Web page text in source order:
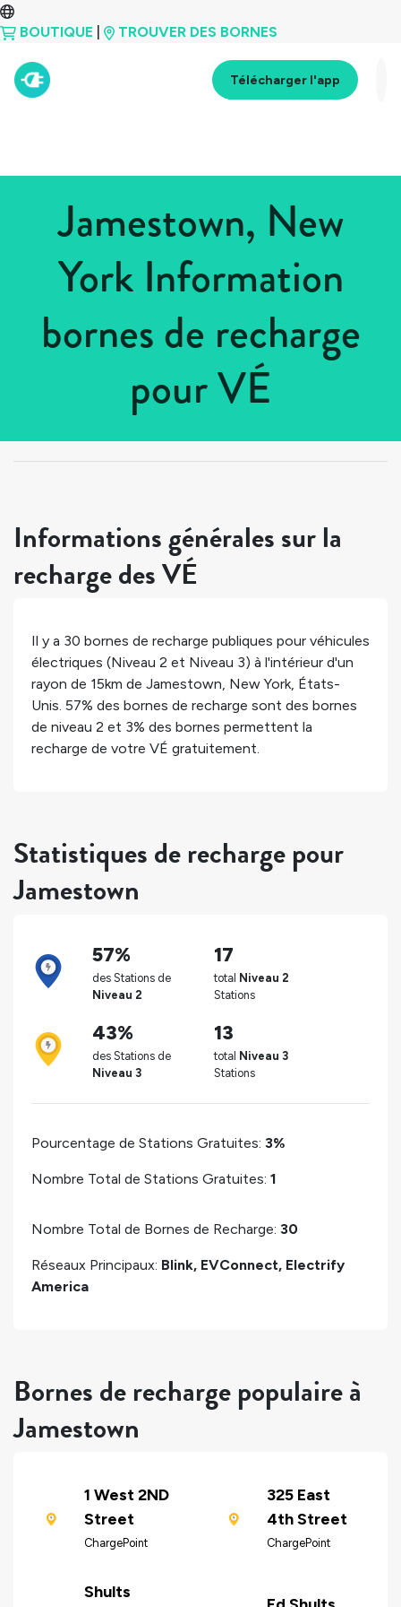
BOUTIQUE TROUVER DES BORNES
Télécharger l'app
Jamestown, New
York Information
bornes de recharge
pour VÉ
États-Unis
Informations générales sur la
recharge des VÉ
Il y a 30 bornes de recharge publiques pour véhicules
électriques (Niveau 2 et Niveau 3) à l'intérieur d'un
rayon de 15km de Jamestown, New York, États-
Unis. 57% des bornes de recharge sont des bornes
de niveau 2 et 3% des bornes permettent la
recharge de votre VÉ gratuitement.
Statistiques de recharge pour
Jamestown
57%
des Stations de
Niveau 2
17
total Niveau 2
Stations
43%
des Stations de
Niveau 3
13
total Niveau 3
Stations
Pourcentage de Stations Gratuites: 3%
Nombre Total de Stations Gratuites: 1
Nombre Total de Bornes de Recharge: 30
Réseaux Principaux: Blink, EVConnect, Electrify
America
Bornes de recharge populaire à
Jamestown
1 West 2ND
Street
ChargePoint
325 East
4th Street
ChargePoint
Shults